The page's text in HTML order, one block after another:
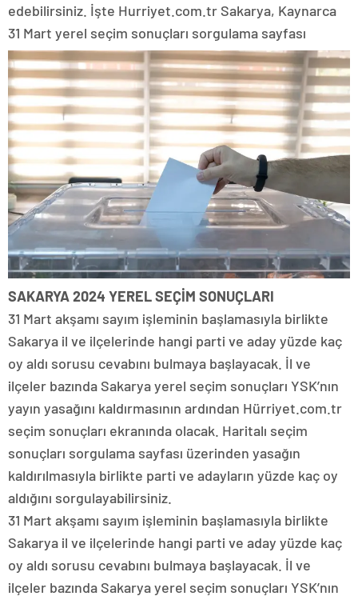
edebilirsiniz. İşte Hurriyet.com.tr Sakarya, Kaynarca
31 Mart yerel seçim sonuçları sorgulama sayfası
SAKARYA 2024 YEREL SEÇİM SONUÇLARI
31 Mart akşamı sayım işleminin başlamasıyla birlikte
Sakarya il ve ilçelerinde hangi parti ve aday yüzde kaç
oy aldı sorusu cevabını bulmaya başlayacak. İl ve
ilçeler bazında Sakarya yerel seçim sonuçları YSK’nın
yayın yasağını kaldırmasının ardından Hürriyet.com.tr
seçim sonuçları ekranında olacak. Haritalı seçim
sonuçları sorgulama sayfası üzerinden yasağın
kaldırılmasıyla birlikte parti ve adayların yüzde kaç oy
aldığını sorgulayabilirsiniz.
31 Mart akşamı sayım işleminin başlamasıyla birlikte
Sakarya il ve ilçelerinde hangi parti ve aday yüzde kaç
oy aldı sorusu cevabını bulmaya başlayacak. İl ve
ilçeler bazında Sakarya yerel seçim sonuçları YSK’nın